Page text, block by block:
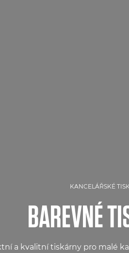
KANCELÁŘSKÉ
BAREVNÉ
a kvalitní tiskárny pro malé